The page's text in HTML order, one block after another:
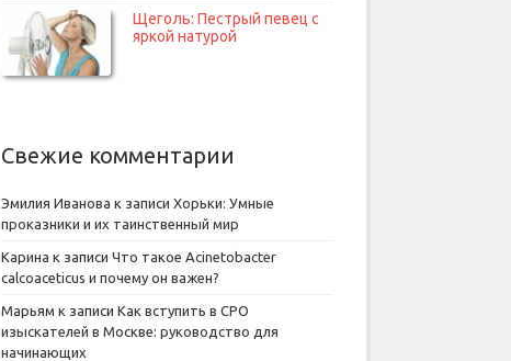
Щеголь: Пестрый певец с
яркой натурой
Свежие комментарии
Эмилия Иванова к записи Хорьки: Умные
проказники и их таинственный мир
Карина к записи Что такое Acinetobacter
calcoaceticus и почему он важен?
Марьям к записи Как вступить в СРО
изыскателей в Москве: руководство для
начинающих